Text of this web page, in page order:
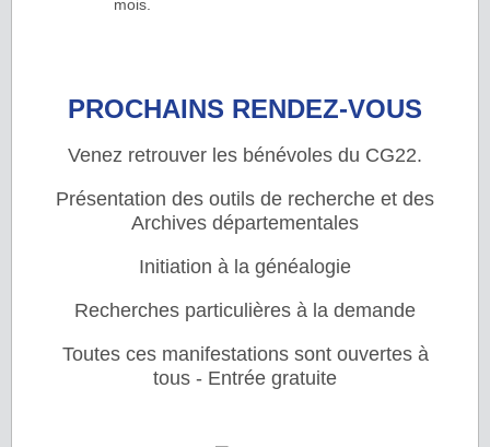
mois.
PROCHAINS RENDEZ-VOUS
Venez retrouver les bénévoles du CG22.
Présentation des outils de recherche et des
Archives départementales
Initiation à la généalogie
Recherches particulières à la demande
Toutes ces manifestations sont ouvertes à
tous - Entrée gratuite